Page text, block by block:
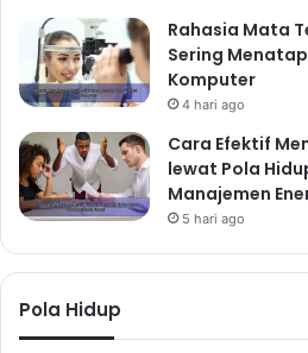
Rahasia Mata
Sering
Komputer
4 hari ago
Cara Efektif
lewat Pola
Manajemen
5 hari ago
Pola Hidup